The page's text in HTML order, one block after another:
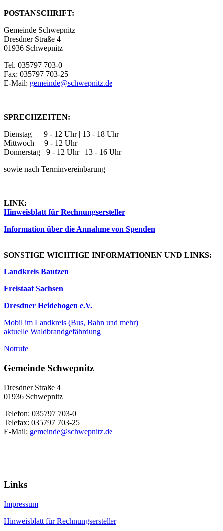
POSTANSCHRIFT:
Gemeinde Schwepnitz
Dresdner Straße 4
01936 Schwepnitz
Tel. 035797 703-0
Fax: 035797 703-25
E-Mail: gemeinde@schwepnitz.de
SPRECHZEITEN:
Dienstag 9 - 12 Uhr | 13 - 18 Uhr
Mittwoch 9 - 12 Uhr
Donnerstag 9 - 12 Uhr | 13 - 16 Uhr
sowie nach Terminvereinbarung
LINK:
Hinweisblatt für Rechnungsersteller
Information über die Annahme von Spenden
SONSTIGE WICHTIGE INFORMATIONEN UND LINKS:
Landkreis Bautzen
Freistaat Sachsen
Dresdner Heidebogen e.V.
Mobil im Landkreis (Bus, Bahn und mehr)
aktuelle Waldbrandgefährdung
Notrufe
Gemeinde Schwepnitz
Dresdner Straße 4
01936 Schwepnitz
Telefon: 035797 703-0
Telefax: 035797 703-25
E-Mail: gemeinde@schwepnitz.de
Links
Impressum
Hinweisblatt für Rechnungsersteller